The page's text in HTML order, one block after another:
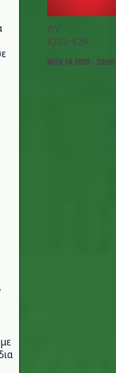
BY
KISS 929
ΙΟΥΝ 14 2019 - 20:00